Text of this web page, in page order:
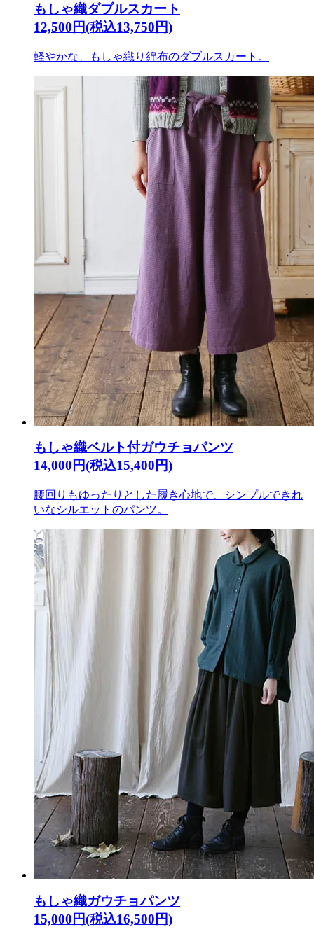
もしゃ織ダブルスカート
12,500円(税込13,750円)
軽やかな、もしゃ織り綿布のダブルスカート。
もしゃ織ベルト付ガウチョパンツ
14,000円(税込15,400円)
腰回りもゆったりとした履き心地で、シンプルできれ
いなシルエットのパンツ。
もしゃ織ガウチョパンツ
15,000円(税込16,500円)